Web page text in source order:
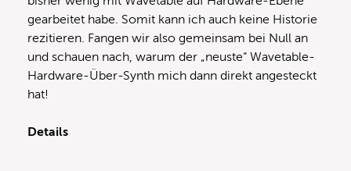
gearbeitet habe. Somit kann ich auch keine Historie
rezitieren. Fangen wir also gemeinsam bei Null an
und schauen nach, warum der „neuste“ Wavetable-
Hardware-Über-Synth mich dann direkt angesteckt
hat!
Details